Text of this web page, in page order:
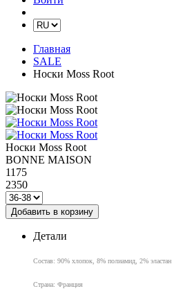
Главная
SALE
Носки Moss Root
Носки Moss Root
BONNE MAISON
1175
2350
Добавить в корзину
Детали
Состав: 90% хлопок, 8% полиамид, 2% эластан
Страна: Франция